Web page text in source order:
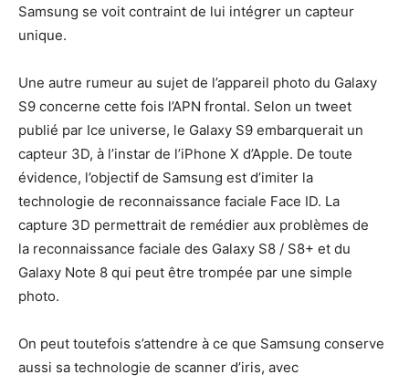
Samsung se voit contraint de lui intégrer un capteur
unique.
Une autre rumeur au sujet de l’appareil photo du Galaxy
S9 concerne cette fois l’APN frontal. Selon un tweet
publié par Ice universe, le Galaxy S9 embarquerait un
capteur 3D, à l’instar de l’iPhone X d’Apple. De toute
évidence, l’objectif de Samsung est d’imiter la
technologie de reconnaissance faciale Face ID. La
capture 3D permettrait de remédier aux problèmes de
la reconnaissance faciale des Galaxy S8 / S8+ et du
Galaxy Note 8 qui peut être trompée par une simple
photo.
On peut toutefois s’attendre à ce que Samsung conserve
aussi sa technologie de scanner d’iris, avec